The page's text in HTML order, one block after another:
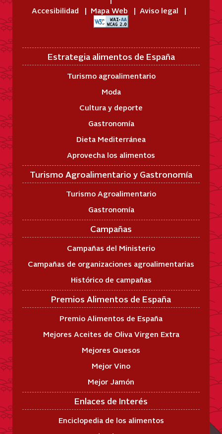
Accesibilidad Mapa Web Aviso legal
Estrategia alimentos de España
Turismo agroalimentario
Moda
Cultura y deporte
Gastronomía
Dieta Mediterránea
Aprovecha los alimentos
Turismo Agroalimentario y Gastronomía
Turismo Agroalimentario
Gastronomía
Campañas
Campañas del Ministerio
Campañas de organizaciones agroalimentarias
Histórico de campañas
Premios Alimentos de España
Premio Alimentos de España
Mejores Aceites de Oliva Virgen Extra
Mejores Quesos
Mejor Vino
Mejor Jamón
Enlaces de Interés
Enciclopedia de los alimentos